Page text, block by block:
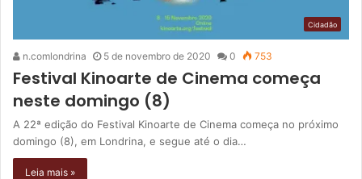
Cidadão
n.comlondrina 5 de novembro de 2020 0 753
Festival Kinoarte de Cinema começa
neste domingo (8)
A 22ª edição do Festival Kinoarte de Cinema começa no próximo
domingo (8), em Londrina, e segue até o dia…
Leia mais »